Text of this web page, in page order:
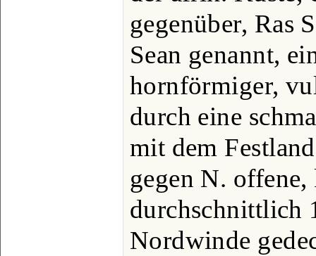
gegenüber, Ras
Sean genannt,
hornförmiger,
durch eine
mit dem
gegen N.
durchschnittlich
Nordwinde